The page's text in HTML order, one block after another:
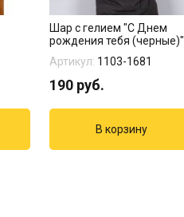
Шар с гелием "С Днем
рождения тебя (черные)"
Артикул: 1103-1681
190 руб.